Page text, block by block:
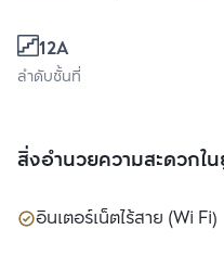
12A
ลำดับชั้นที่
สิ่งอำนวยความสะดวกใ
อินเตอร์เน็ตไร้สาย (Wi Fi)